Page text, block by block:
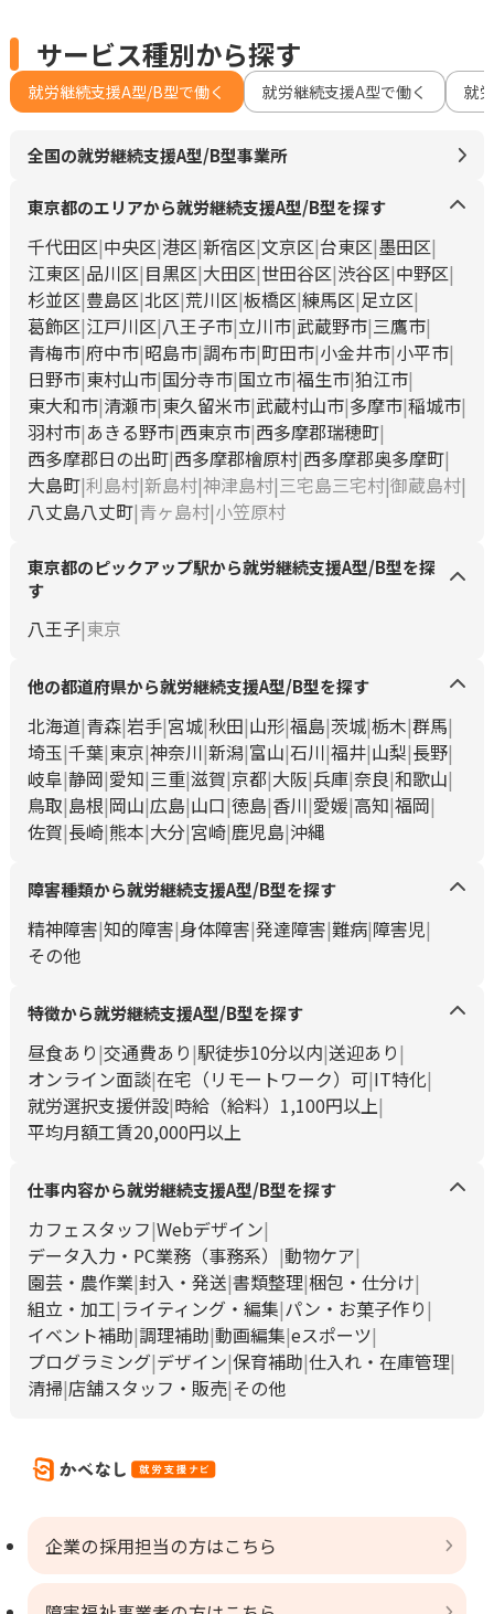
サービス種別から探す
就労継続支援A型/B型で働く 就労継続支援A型で働く 就
全国の就労継続支援A型/B型事業所
東京都のエリアから就労継続支援A型/B型を探す
千代田区 中央区 港区 新宿区 文京区 台東区 墨田区
江東区 品川区 目黒区 大田区 世田谷区 渋谷区 中野区
杉並区 豊島区 北区 荒川区 板橋区 練馬区 足立区
葛飾区 江戸川区 八王子市 立川市 武蔵野市 三鷹市
青梅市 府中市 昭島市 調布市 町田市 小金井市 小平市
日野市 東村山市 国分寺市 国立市 福生市 狛江市
東大和市 清瀬市 東久留米市 武蔵村山市 多摩市 稲城市
羽村市 あきる野市 西東京市 西多摩郡瑞穂町
西多摩郡日の出町 西多摩郡檜原村 西多摩郡奥多摩町
大島町 利島村 新島村 神津島村 三宅島三宅村 御蔵島村
八丈島八丈町 青ヶ島村 小笠原村
東京都のピックアップ駅から就労継続支援A型/B型を探
す
八王子 東京
他の都道府県から就労継続支援A型/B型を探す
北海道 青森 岩手 宮城 秋田 山形 福島 茨城 栃木 群馬
埼玉 千葉 東京 神奈川 新潟 富山 石川 福井 山梨 長野
岐阜 静岡 愛知 三重 滋賀 京都 大阪 兵庫 奈良 和歌山
鳥取 島根 岡山 広島 山口 徳島 香川 愛媛 高知 福岡
佐賀 長崎 熊本 大分 宮崎 鹿児島 沖縄
障害種類から就労継続支援A型/B型を探す
精神障害 知的障害 身体障害 発達障害 難病 障害児
その他
特徴から就労継続支援A型/B型を探す
昼食あり 交通費あり 駅徒歩10分以内 送迎あり
オンライン面談 在宅（リモートワーク）可 IT特化
就労選択支援併設 時給（給料）1,100円以上
平均月額工賃20,000円以上
仕事内容から就労継続支援A型/B型を探す
カフェスタッフ Webデザイン
データ入力・PC業務（事務系）
動物ケア
園芸・農作業 封入・発送 書類整理 梱包・仕分け
組立・加工 ライティング・編集 パン・お菓子作り
イベント補助 調理補助 動画編集 eスポーツ
プログラミング デザイン 保育補助 仕入れ・在庫管理
清掃 店舗スタッフ・販売 その他
企業の採用担当の方はこちら